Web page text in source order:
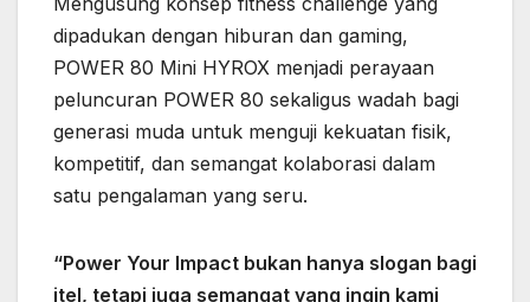
dipadukan dengan hiburan dan gaming,
POWER 80 Mini HYROX menjadi perayaan
peluncuran POWER 80 sekaligus wadah bagi
generasi muda untuk menguji kekuatan fisik,
kompetitif, dan semangat kolaborasi dalam
satu pengalaman yang seru.
“Power Your Impact bukan hanya slogan bagi
itel, tetapi juga semangat yang ingin kami